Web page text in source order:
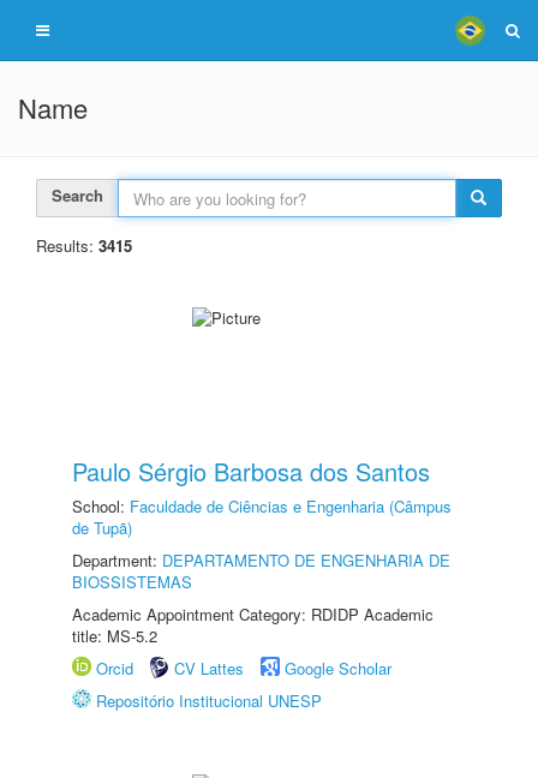
Name
Search
Results: 3415
Paulo Sérgio Barbosa dos Santos
School: Faculdade de Ciências e Engenharia (Câmpus
de Tupã)
Department: DEPARTAMENTO DE ENGENHARIA DE
BIOSSISTEMAS
Academic Appointment Category: RDIDP Academic
title: MS-5.2
Orcid
CV Lattes
Google Scholar
Repositório Institucional UNESP